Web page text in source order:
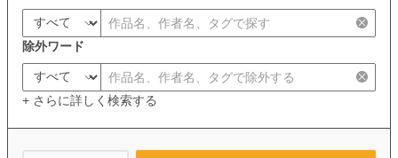
除外ワード
+ さらに詳しく検索する